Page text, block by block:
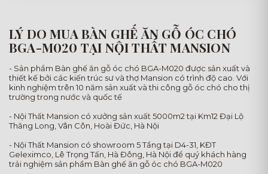
LÝ DO MUA BÀN GHẾ ĂN GỖ ÓC CHÓ
BGA-M020 TẠI NỘI THẤT MANSION
- Sản phẩm Bàn ghế ăn gỗ óc chó BGA-M020 được sản xuất và
thiết kế bởi các kiến trúc sư và thợ Mansion có trình độ cao. Với
kinh nghiệm trên 10 năm sản xuất và thi công gỗ óc chó cho thị
trường trong nước và quốc tế
- Nội Thất Mansion có xưởng sản xuất 5000m2 tại Km12 Đại Lộ
Thăng Long, Vân Côn, Hoài Đức, Hà Nội
- Nội Thất Mansion có showroom 5 Tầng tại D4-31, KĐT
Geleximco, Lê Trọng Tấn, Hà Đông, Hà Nội để quý khách hàng
trải nghiệm sản phẩm Bàn ghế ăn gỗ óc chó BGA-M020